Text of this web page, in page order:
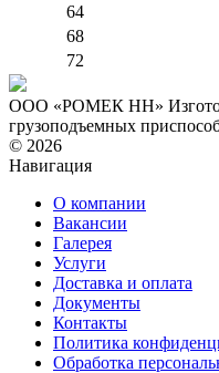
64
68
72
ООО «РОМЕК НН»
грузоподъемных
© 2026
Навигация
О компании
Вакансии
Галерея
Услуги
Доставка и оплата
Документы
Контакты
Политика
Обработка